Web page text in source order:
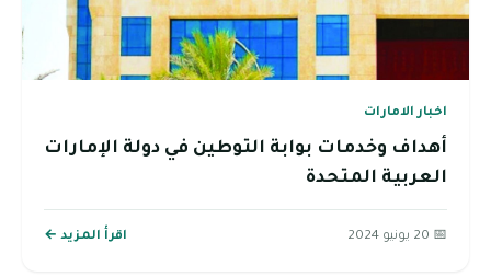
اخبار الامارات
أهداف وخدمات بوابة التوطين في دولة الإمارات
العربية المتحدة
📅 20 يونيو 2024 اقرأ المزيد ←